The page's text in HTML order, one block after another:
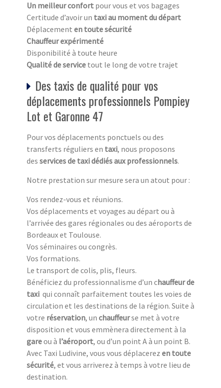
Un meilleur confort pour vous et vos bagages
Certitude d’avoir un taxi au moment du départ
Déplacement en toute sécurité
Chauffeur expérimenté
Disponibilité à toute heure
Qualité de service tout le long de votre trajet
Des taxis de qualité pour vos
déplacements professionnels Pompiey
Lot et Garonne 47
Pour vos déplacements ponctuels ou des
transferts réguliers en taxi, nous proposons
des services de taxi dédiés aux professionnels.
Notre prestation sur mesure sera un atout pour :
Vos rendez-vous et réunions.
Vos déplacements et voyages au départ ou à
l’arrivée des gares régionales ou des aéroports de
Bordeaux et Toulouse.
Vos séminaires ou congrès.
Vos formations.
Le transport de colis, plis, fleurs.
Bénéficiez du professionnalisme d’un chauffeur de
taxi qui connaît parfaitement toutes les voies de
circulation et les destinations de la région. Suite à
votre réservation, un chauffeurse met à votre
disposition et vous emmènera directement à la
gareou à l’aéroport, ou d’un point A à un point B.
Avec Taxi Ludivine, vous vous déplacerez en toute
sécurité, et vous arriverez à temps à votre lieu de
destination.